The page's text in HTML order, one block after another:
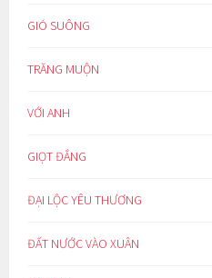
GIÓ SUÔNG
TRĂNG MUỘN
VỚI ANH
GIỌT ĐẮNG
ĐẠI LỘC YÊU THƯƠNG
ĐẤT NƯỚC VÀO XUÂN